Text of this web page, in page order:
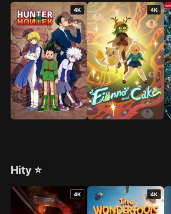
4K 4K
Hity ⭐
4K 4K